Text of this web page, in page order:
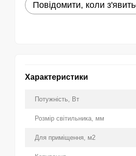
Повідомити, коли
Характеристики
Потужність, Вт
Розмір світильника, мм
Для приміщення, м2